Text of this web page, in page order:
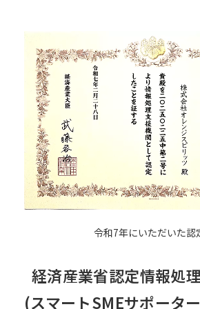
令和7年にいただいた認
経済産業省認定情報処
(スマートSMEサポータ